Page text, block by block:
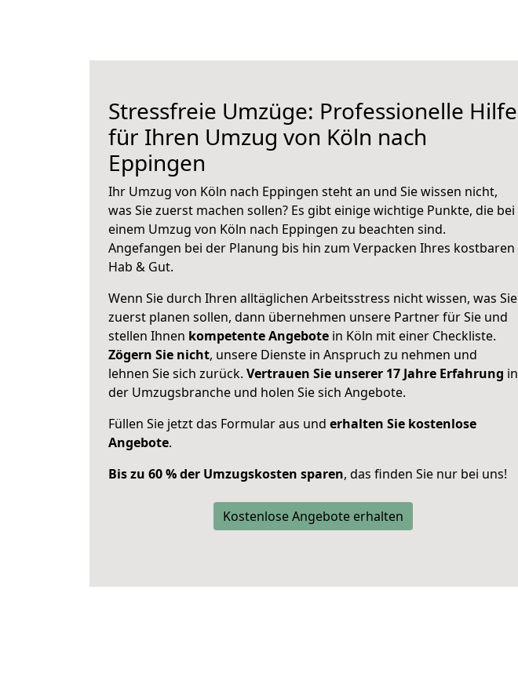
Stressfreie Umzüge: Professionelle Hilfe
für Ihren Umzug von Köln nach
Eppingen
Ihr Umzug von Köln nach Eppingen steht an und Sie wissen nicht,
was Sie zuerst machen sollen? Es gibt einige wichtige Punkte, die bei
einem Umzug von Köln nach Eppingen zu beachten sind.
Angefangen bei der Planung bis hin zum Verpacken Ihres kostbaren
Hab & Gut.
Wenn Sie durch Ihren alltäglichen Arbeitsstress nicht wissen, was Sie
zuerst planen sollen, dann übernehmen unsere Partner für Sie und
stellen Ihnen kompetente Angebote in Köln mit einer Checkliste.
Zögern Sie nicht, unsere Dienste in Anspruch zu nehmen und
lehnen Sie sich zurück. Vertrauen Sie unserer 17 Jahre Erfahrung in
der Umzugsbranche und holen Sie sich Angebote.
Füllen Sie jetzt das Formular aus und erhalten Sie kostenlose
Angebote.
Bis zu 60 % der Umzugskosten sparen, das finden Sie nur bei uns!
Kostenlose Angebote erhalten